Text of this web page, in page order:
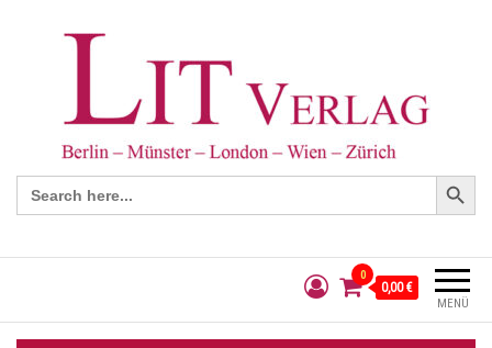
Search
for:
Search Button
MENÜ
0
0,00 €